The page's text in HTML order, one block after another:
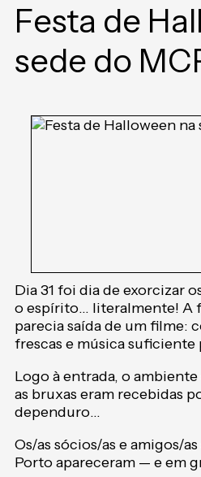
Festa de
sede do
Dia 31 foi dia de exorcizar
o espírito… literalmente! A
parecia saída de um filme:
frescas e música suficiente
Logo à entrada, o
as bruxas eram recebidas
dependuro…
Os/as sócios/as e amigos/
Porto apareceram — e em